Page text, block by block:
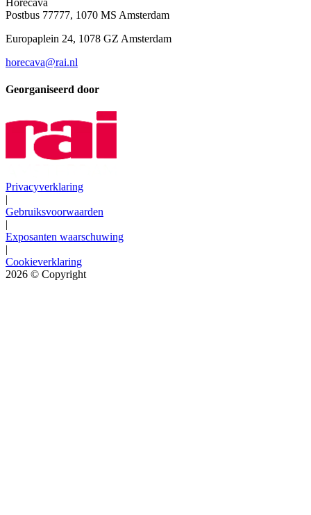
Horecava
Postbus 77777, 1070 MS Amsterdam
Europaplein 24, 1078 GZ Amsterdam
horecava@rai.nl
Georganiseerd door
Privacyverklaring
|
Gebruiksvoorwaarden
|
Exposanten waarschuwing
|
Cookieverklaring
2026 © Copyright